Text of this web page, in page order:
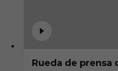
Rueda de prensa